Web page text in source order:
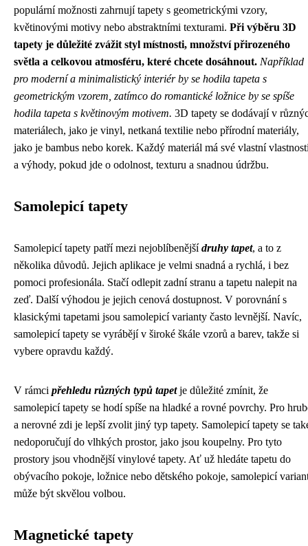
populární možnosti zahrnují tapety s geometrickými vzory,
květinovými motivy nebo abstraktními texturami. Při výběru 3D
tapety je důležité zvážit styl místnosti, množství přirozeného
světla a celkovou atmosféru, které chcete dosáhnout. Například
pro moderní a minimalistický interiér by se hodila tapeta s
geometrickým vzorem, zatímco do romantické ložnice by se spíše
hodila tapeta s květinovým motivem. 3D tapety se dodávají v
materiálech, jako je vinyl, netkaná textilie nebo přírodní materiály,
jako je bambus nebo korek. Každý materiál má své vlastní
a výhody, pokud jde o odolnost, texturu a snadnou údržbu.
Samolepicí tapety
Samolepicí tapety patří mezi nejoblíbenějšídruhy tapet, a to z
několika důvodů. Jejich aplikace je velmi snadná a rychlá, i bez
pomoci profesionála. Stačí odlepit zadní stranu a tapetu nalepit na
zeď. Další výhodou je jejich cenová dostupnost. V porovnání s
klasickými tapetami jsou samolepicí varianty často levnější. Navíc,
samolepicí tapety se vyrábějí v široké škále vzorů a barev, takže si
vybere opravdu každý.
V rámci přehledu různých typů tapetje důležité zmínit, že
samolepicí tapety se hodí spíše na hladké a rovné povrchy. Pro
a nerovné zdi je lepší zvolit jiný typ tapety. Samolepicí tapety se
nedoporučují do vlhkých prostor, jako jsou koupelny. Pro tyto
prostory jsou vhodnější vinylové tapety. Ať už hledáte tapetu do
obývacího pokoje, ložnice nebo dětského pokoje, samolepicí
může být skvělou volbou.
Magnetické tapety